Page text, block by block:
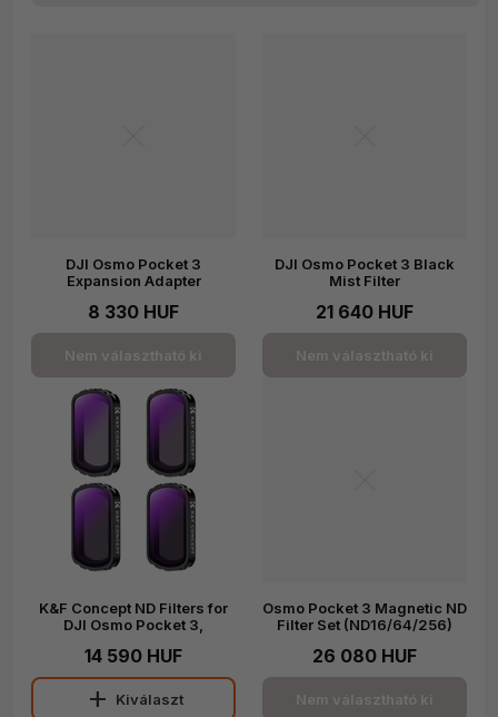
DJI Osmo Pocket 3
Expansion Adapter
8 330 HUF
Nem választható ki
DJI Osmo Pocket 3 Black
Mist Filter
21 640 HUF
Nem választható ki
K&F Concept ND Filters for
DJI Osmo Pocket 3,
Filters 28 Layer nano-
coated HD Optical Glass
14 590 HUF
add Kiválaszt
Osmo Pocket 3 Magnetic ND
Filter Set (ND16/64/256)
26 080 HUF
Nem választható ki